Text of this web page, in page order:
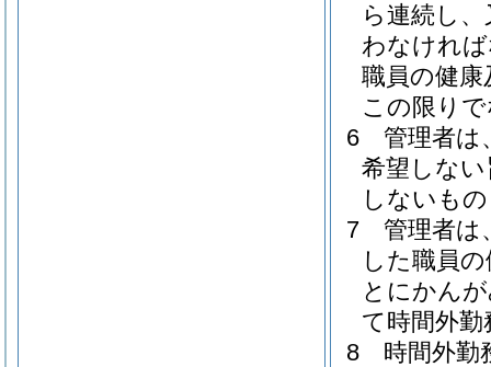
ら連続し
わなけれ
職員の健
この限り
6
管理者は
希望しな
しないも
7
管理者は
した職員
とにかん
て時間外
8
時間外勤